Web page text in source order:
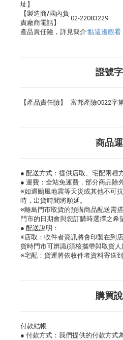
址】
【製造商/國內負
責廠商電話】
02-22083229
產品責任險，詳見簡介:點這邊觀看
證號
【產品責任險】 富邦產險0522字
商品
● 配送方式：提供店取、宅配兩種
● 運費：全站免運費，部分商品除
※如遇颱風地震等天災或其他不可
時，出貨時間將順延。
※離島門市取貨的預購商品配送需
門市的日期會與您訂購時選擇之希
● 配送說明：
※店取：收件者資訊將會印製在到
貨時門市可辨識(須核攜帶與取貨
※宅配：貨運將依收件者資料寄送
購買
付款結帳
● 付款方式：我們提供的付款方式